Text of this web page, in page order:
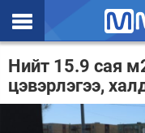
Эхлэл
Цаг агаар
Валют ханш
Нийт 15.9 сая
цэвэрлэгээ,